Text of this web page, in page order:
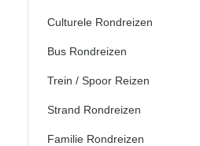
Culturele Rondreizen
Bus Rondreizen
Trein / Spoor Reizen
Strand Rondreizen
Familie Rondreizen